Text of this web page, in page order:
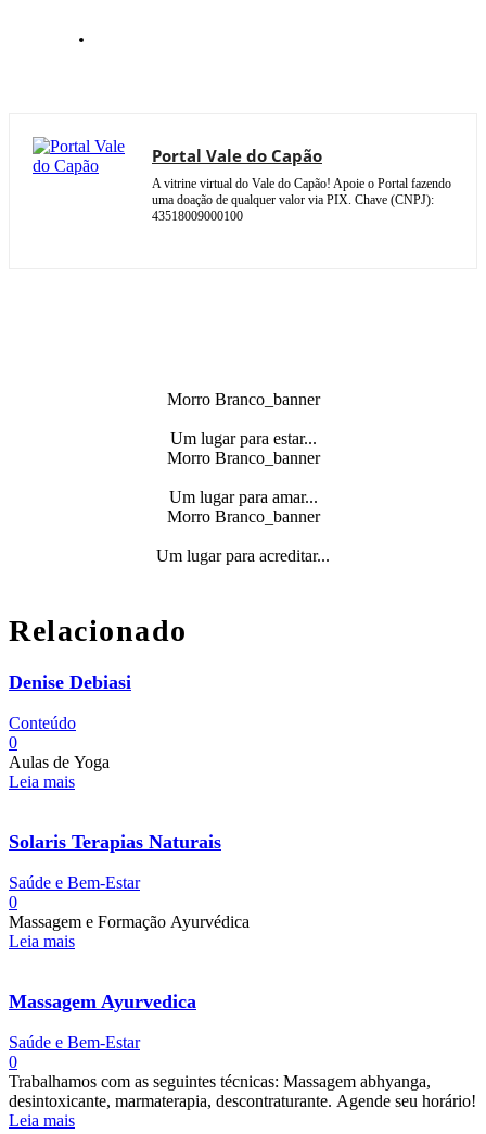
Portal Vale do Capão
A vitrine virtual do Vale do Capão! Apoie o Portal fazendo
uma doação de qualquer valor via PIX. Chave (CNPJ):
43518009000100
Morro Branco_banner
Um lugar para estar...
Morro Branco_banner
Um lugar para amar...
Morro Branco_banner
Um lugar para acreditar...
Relacionado
Denise Debiasi
Conteúdo
0
Aulas de Yoga
Leia mais
Solaris Terapias Naturais
Saúde e Bem-Estar
0
Massagem e Formação Ayurvédica
Leia mais
Massagem Ayurvedica
Saúde e Bem-Estar
0
Trabalhamos com as seguintes técnicas: Massagem abhyanga,
desintoxicante, marmaterapia, descontraturante. Agende seu horário!
Leia mais